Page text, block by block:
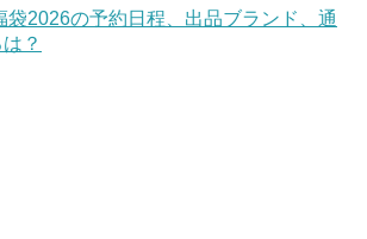
袋2026の予約日程、出品ブランド、通
？